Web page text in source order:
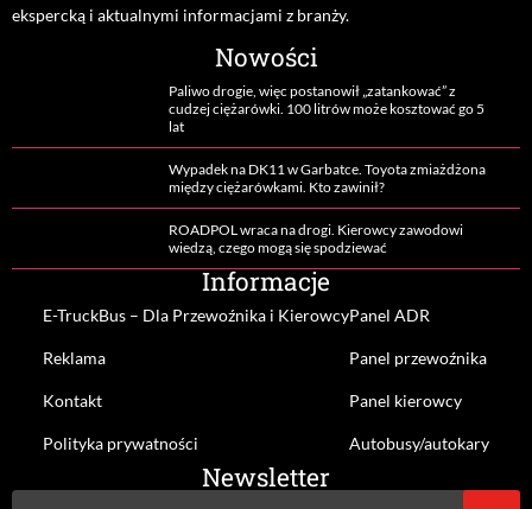
ekspercką i aktualnymi informacjami z branży.
Nowości
Paliwo drogie, więc postanowił „zatankować” z
cudzej ciężarówki. 100 litrów może kosztować go 5
lat
Wypadek na DK11 w Garbatce. Toyota zmiażdżona
między ciężarówkami. Kto zawinił?
ROADPOL wraca na drogi. Kierowcy zawodowi
wiedzą, czego mogą się spodziewać
Informacje
E-TruckBus – Dla Przewoźnika i Kierowcy
Reklama
Kontakt
Polityka prywatności
Panel ADR
Panel przewoźnika
Panel kierowcy
Autobusy/autokary
Newsletter